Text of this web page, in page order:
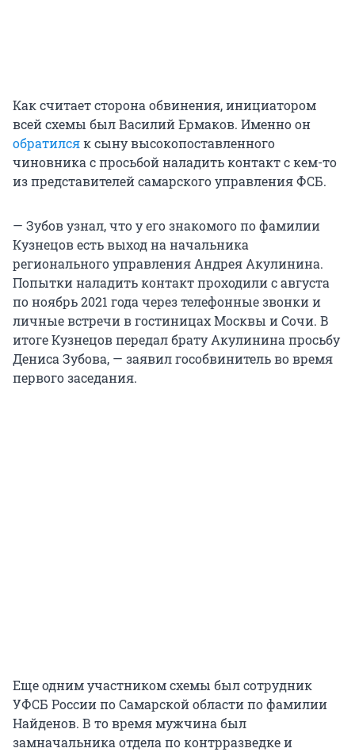
Как считает сторона обвинения, инициатором
всей схемы был Василий Ермаков. Именно он
обратилсяк сыну высокопоставленного
чиновника с просьбой наладить контакт с кем-то
из представителей самарского управления ФСБ.
— Зубов узнал, что у его знакомого по фамилии
Кузнецов есть выход на начальника
регионального управления Андрея Акулинина.
Попытки наладить контакт проходили с августа
по ноябрь 2021 года через телефонные звонки и
личные встречи в гостиницах Москвы и Сочи. В
итоге Кузнецов передал брату Акулинина просьбу
Дениса Зубова, — заявил гособвинитель во время
первого заседания.
Еще одним участником схемы был сотрудник
УФСБ России по Самарской области по фамилии
Найденов. В то время мужчина был
замначальника отдела по контрразведке и